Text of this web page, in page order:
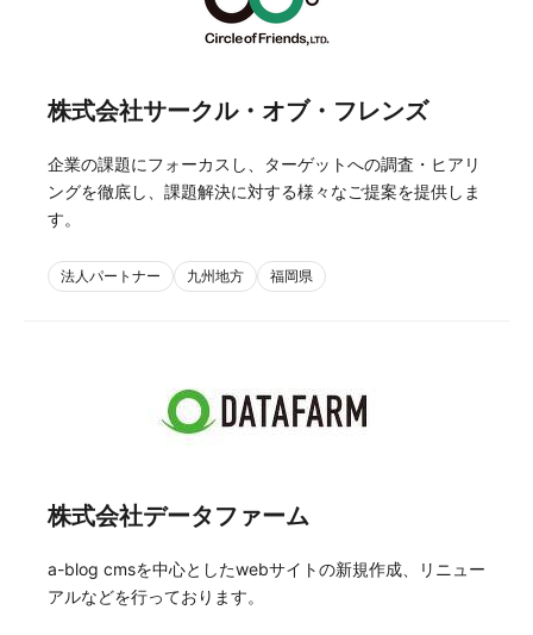
株式会社サークル・オブ・フレンズ
企業の課題にフォーカスし、ターゲットへの調査・ヒアリ
ングを徹底し、課題解決に対する様々なご提案を提供しま
す。
法人パートナー 九州地方 福岡県
株式会社データファーム
a-blog cmsを中心としたwebサイトの新規作成、リニュー
アルなどを行っております。